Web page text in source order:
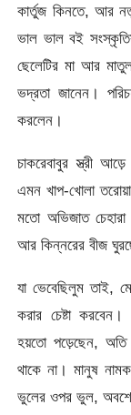
কার্তুজ কিনতে, আর
ভাল ভাল বই
ছেলেটির মা আর
ভদ্রতা জানেন।
করলেন।
চাকরেবাবুর স্ত্রী
এমন খাপ-খোলা
মতো অভিজাত
আর কিন্নরের বীজ
যা ভেবেছিলুম তাই,
করার চেষ্টা করবেন।
হয়তো পড়েছেন,
থাকে না। মানুষ
ভুলের ওপর ভুল,